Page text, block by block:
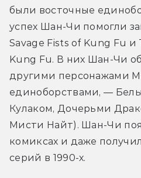
были восточные
успех Шан-Чи помогли
Savage Fists of Kung Fu и
Kung Fu. В них Шан-Чи
другими персонажами
единоборствами, —
Кулаком, Дочерьми
Мисти Найт). Шан-Чи
комиксах и даже
серий в 1990-х.